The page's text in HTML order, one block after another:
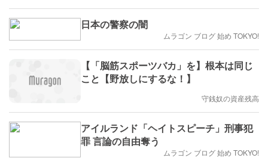
日本の警察の闇
ムラゴン ブログ 始め TOKYO!
【「脳筋スポーツバカ」を】根本は同じ
こと【野放しにするな！】
守銭奴の資産残高
アイルランド「ヘイトスピーチ」刑事犯
罪 言論の自由奪う
ムラゴン ブログ 始め TOKYO!